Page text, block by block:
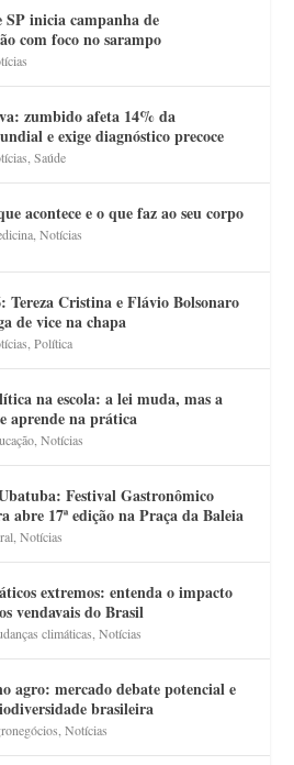
inicia campanha de
com foco no sarampo
zumbido afeta 14% da
e exige diagnóstico precoce
,Saúde
acontece e o que faz ao seu corpo
,Notícias
Tereza Cristina e Flávio Bolsonaro
de vice na chapa
,Política
na escola: a lei muda, mas a
aprende na prática
,Notícias
Festival Gastronômico
abre 17ª edição na Praça da Baleia
,Notícias
extremos: entenda o impacto
vendavais do Brasil
climáticas,Notícias
agro: mercado debate potencial e
brasileira
,Notícias